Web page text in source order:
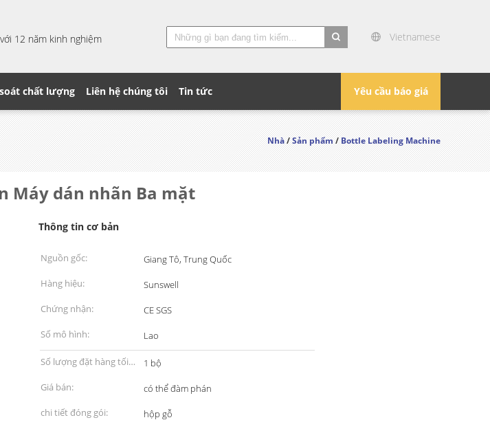
12 năm kinh nghiệm
Vietnamese
Yêu cầu báo giá
chất lượng Liên hệ chúng tôi Tin tức
Nhà/Sản phẩm/Bottle Labeling Machine
Máy dán nhãn Ba mặt
Thông tin cơ bản
Nguồn gốc:
Giang Tô, Trung Quốc
Hàng hiệu:
Sunswell
Chứng nhận:
CE SGS
Số mô hình:
Lao
Số lượng đặt hàng tối
thiểu:
1 bộ
Giá bán:
có thể đàm phán
chi tiết đóng gói:
hộp gỗ